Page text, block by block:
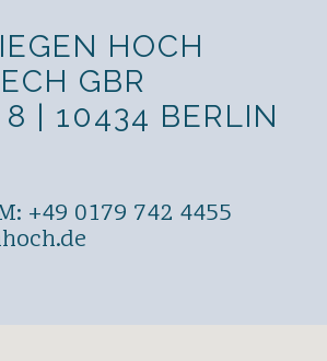
HOCH
GBR
| 10434 BERLIN
+49 0179 742 4455